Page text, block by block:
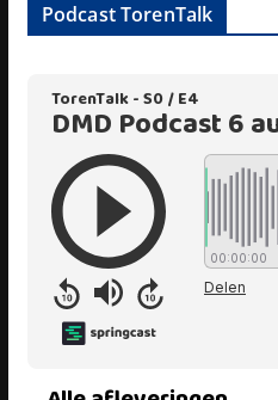
Podcast TorenTalk